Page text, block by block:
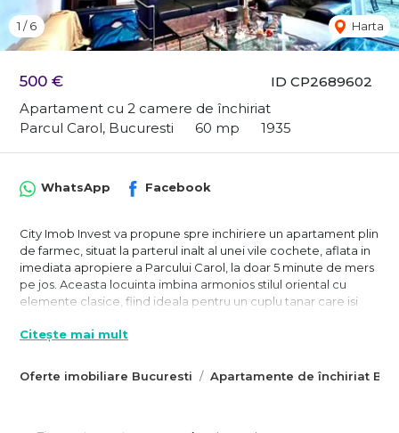
ID CP2689602
500 €
Apartament cu 2 camere de închiriat
Parcul Carol, Bucuresti
60 mp 1935
1 /6 Harta
Oferte imobiliare Bucuresti Apartamente de închiriat
WhatsApp Facebook
City Imob Invest va propune spre inchiriere un apartament plin
de farmec, situat la parterul inalt al unei vile cochete, aflata in
imediata apropiere a Parcului Carol, la doar 5 minute de mers
pe jos. Aceasta locuinta imbina armonios stilul oriental cu
elemente clasice, fiind ideala pentru un cuplu tanar care isi
bucataria si o baie dotata cu cabina de dus. Locuinta
Citește mai mult